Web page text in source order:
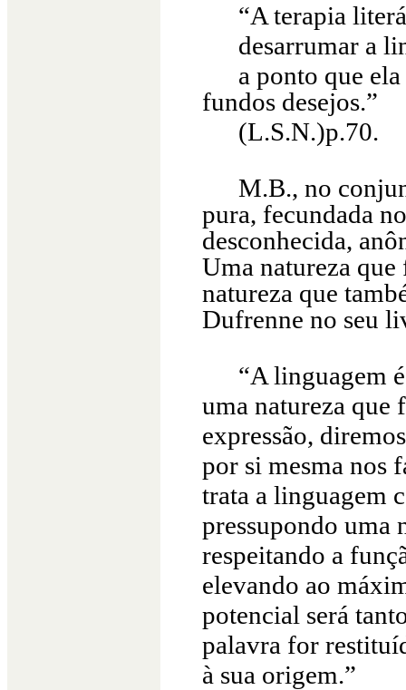
“A terapia
desarrumar a
a ponto que
fundos desejos.”
(L.S.N.)p.70.
M.B., no
pura, fecundada
desconhecida,
Uma natureza
natureza que
Dufrenne no seu
“A linguagem
uma natureza que
expressão,
por si mesma nos
trata a linguagem
pressupondo uma
respeitando a
elevando ao
potencial será
palavra for
à sua origem.”